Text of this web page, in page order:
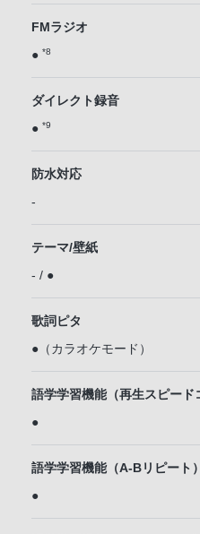
FMラジオ
● *8
ダイレクト録音
● *9
防水対応
-
テーマ/壁紙
- / ●
歌詞ピタ
●（カラオケモード）
語学学習機能（再生スピード
●
語学学習機能（A-Bリピート）
●